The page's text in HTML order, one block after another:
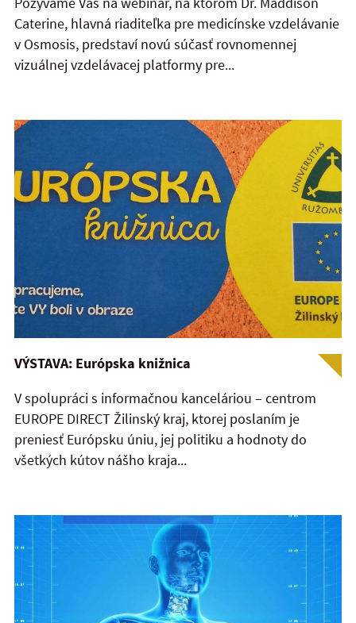
Caterine, hlavná riaditeľka pre medicínske vzdelávanie
v Osmosis, predstaví novú súčasť rovnomennej
vizuálnej vzdelávacej platformy pre...
VÝSTAVA: Európska knižnica
V spolupráci s informačnou kanceláriou – centrom
EUROPE DIRECT Žilinský kraj, ktorej poslaním je
preniesť Európsku úniu, jej politiku a hodnoty do
všetkých kútov nášho kraja...